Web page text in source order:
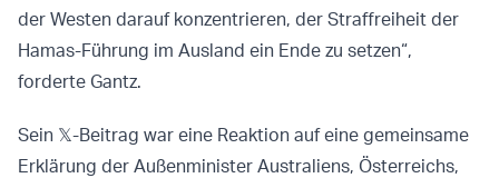
der Westen darauf konzentrieren, der Straffreiheit der
Hamas-Führung im Ausland ein Ende zu setzen“,
forderte Gantz.
Sein 𝕏-Beitrag war eine Reaktion auf eine gemeinsame
Erklärung der Außenminister Australiens, Österreichs,